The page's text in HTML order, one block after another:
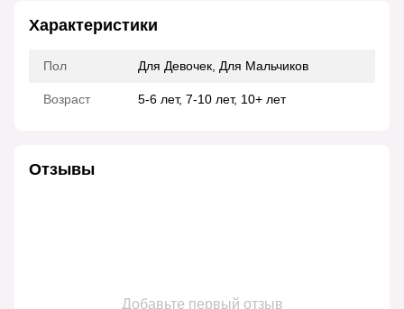
Характеристики
Пол Для Девочек, Для Мальчиков
Возраст 5-6 лет, 7-10 лет, 10+ лет
Отзывы
Добавьте первый отзыв